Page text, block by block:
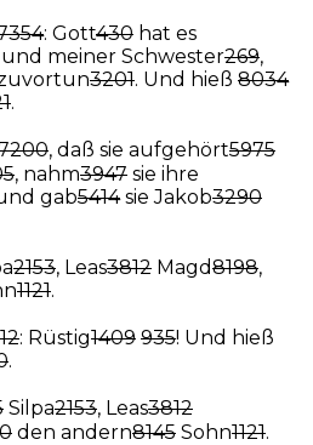
: Gott430 hat es
meiner Schwester269,
3201. Und hieß 8034
.
, daß sie aufgehört5975
, nahm3947 sie ihre
gab5414sie Jakob3290
2153, Leas3812 Magd8198,
1121.
: Rüstig1409 935! Und hieß
.
Silpa2153, Leas3812
den andern8145 Sohn1121.